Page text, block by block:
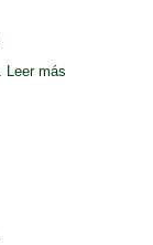
Leer más